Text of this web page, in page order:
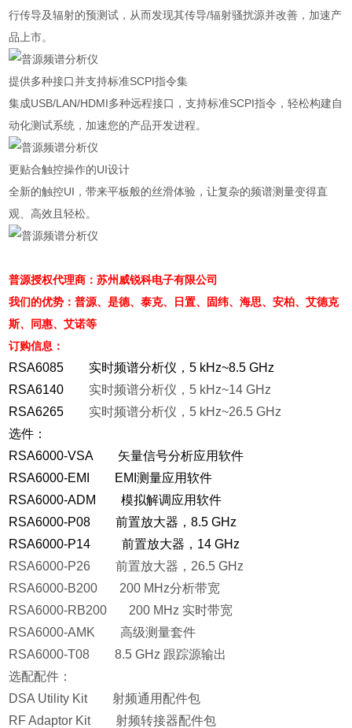
行传导及辐射的预测试，从而发现其传导/辐射骚扰源并改善，加速产
品上市。
提供多种接口并支持标准SCPI指令集
集成USB/LAN/HDMI多种远程接口，支持标准SCPI指令，轻松构建自
动化测试系统，加速您的产品开发进程。
更贴合触控操作的UI设计
全新的触控UI，带来平板般的丝滑体验，让复杂的频谱测量变得直
观、高效且轻松。
普源授权代理商：苏州威锐科电子有限公司
我们的优势：普源、是德、泰克、日置、固纬、海思、安柏、艾德克
斯、同惠、艾诺等
订购信息：
RSA6085 实时频谱分析仪，5 kHz~8.5 GHz
RSA6140 实时频谱分析仪，5 kHz~14 GHz
RSA6265 实时频谱分析仪，5 kHz~26.5 GHz
选件：
RSA6000-VSA 矢量信号分析应用软件
RSA6000-EMI EMI测量应用软件
RSA6000-ADM 模拟解调应用软件
RSA6000-P08 前置放大器，8.5 GHz
RSA6000-P14 前置放大器，14 GHz
RSA6000-P26 前置放大器，26.5 GHz
RSA6000-B200 200 MHz分析带宽
RSA6000-RB200 200 MHz 实时带宽
RSA6000-AMK 高级测量套件
RSA6000-T08 8.5 GHz 跟踪源输出
选配配件：
DSA Utility Kit 射频通用配件包
RF Adaptor Kit 射频转接器配件包